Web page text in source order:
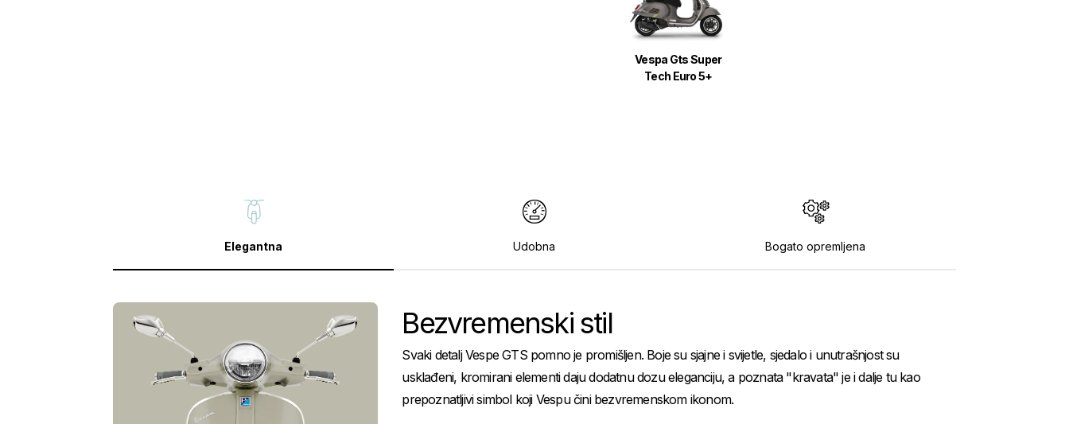
Vespa Gts Super
Tech Euro 5+
Elegantna Udobna Bogato opremljena
Bezvremenski stil
Svaki detalj Vespe GTS pomno je promišljen. Boje su sjajne i svijetle, sjedalo i unutrašnjost su
usklađeni, kromirani elementi daju dodatnu dozu eleganciju, a poznata "kravata" je i dalje tu kao
prepoznatljivi simbol koji Vespu čini bezvremenskom ikonom.